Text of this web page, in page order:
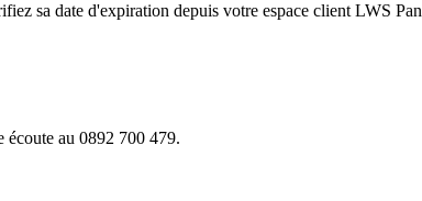
sa date d'expiration depuis votre espace client LWS
écoute au 0892 700 479.